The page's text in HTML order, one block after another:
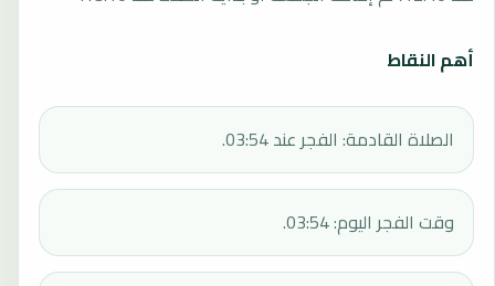
أهم النقاط
الصلاة القادمة: الفجر عند 03:54.
وقت الفجر اليوم: 03:54.